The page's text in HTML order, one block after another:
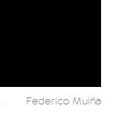
Federico Muiña